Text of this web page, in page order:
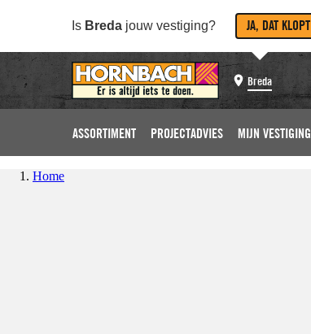
Is Breda jouw vestiging? JA, DAT KLOPT
Breda
ASSORTIMENT PROJECTADVIES MIJN VESTIGING
Home